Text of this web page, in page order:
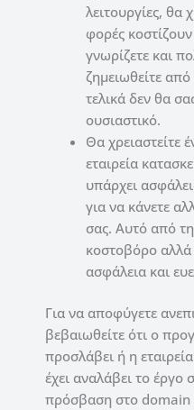
λειτουργίες, θα
φορές
γνωρίζετε και
ζημειωθείτε
τελικά δεν θα
ουσιαστικό.
Θα χρειαστείτε
εταιρεία
υπάρχει
για να κάνετε
σας. Αυτό από τη
κοστοβόρο
ασφάλεια και
Για να αποφύγετε
βεβαιωθείτε ότι ο
προσλάβει ή η
έχει αναλάβει το έργο
πρόσβαση στο domain